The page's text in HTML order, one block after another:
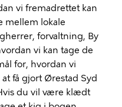
vi fremadrettet kan
mellem lokale
forvaltning, By
vi kan tage de
for, hvordan vi
få gjort Ørestad Syd
du vil være klædt